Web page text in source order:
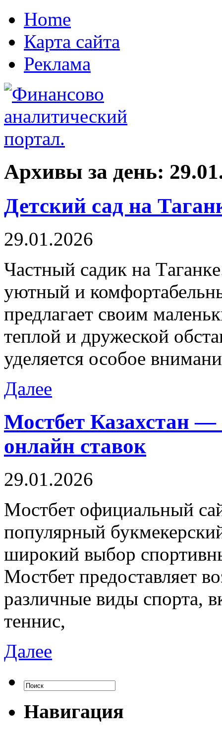
Home
Карта сайта
Реклама
Архивы за день:
Детский сад на
29.01.2026
Чaстный сaдик нa
уютный и
предлагает своим
теплой и дружеской
уделяется особое
Далее
Мостбет Казахстан
онлайн ставок
29.01.2026
Мoстбeт oфициaльный
популярный
широкий выбор
Мостбет предоставляет
различные виды спорта,
теннис,
Далее
Навигация